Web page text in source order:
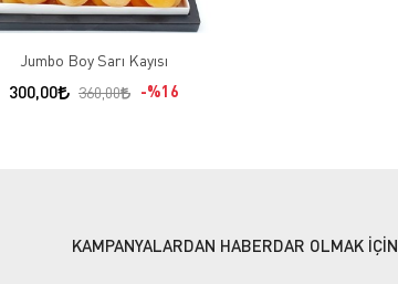
Jumbo Boy Sarı Kayısı
300,00 360,00 %16
KAMPANYALARDAN HABERDAR OLMAK İÇİN